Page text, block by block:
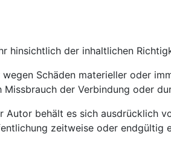
hinsichtlich der inhaltlichen
Schäden materieller oder
der Verbindung oder
behält es sich ausdrücklich
zeitweise oder endgültig